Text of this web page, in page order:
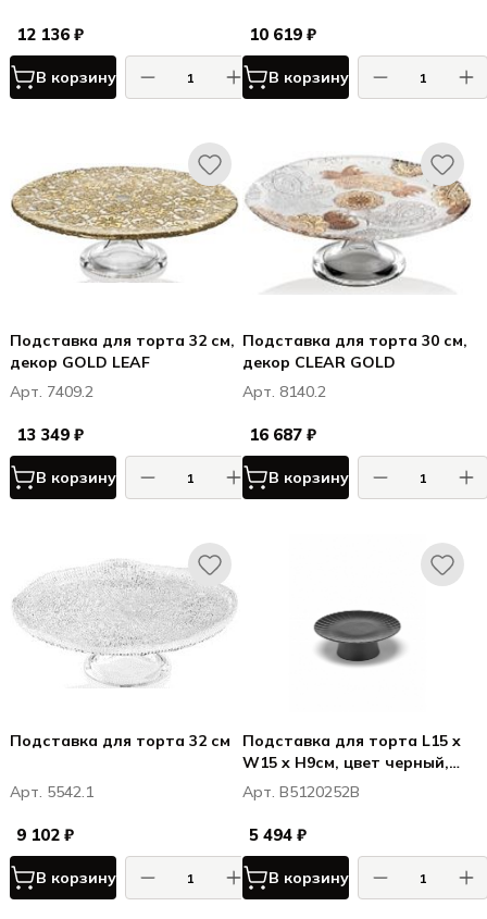
12 136 ₽
В корзину
10 619 ₽
В корзину
Подставка для торта 32 см,
декор GOLD LEAF
Арт. 7409.2
13 349 ₽
В корзину
Подставка для торта 30 см,
декор CLEAR GOLD
Арт. 8140.2
16 687 ₽
В корзину
Подставка для торта 32 см
Арт. 5542.1
9 102 ₽
В корзину
Подставка для торта L15 x
W15 x H9см, цвет черный,
Inku
Арт. B5120252B
5 494 ₽
В корзину